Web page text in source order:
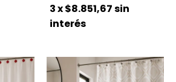
3x$8.851,67sin
interés